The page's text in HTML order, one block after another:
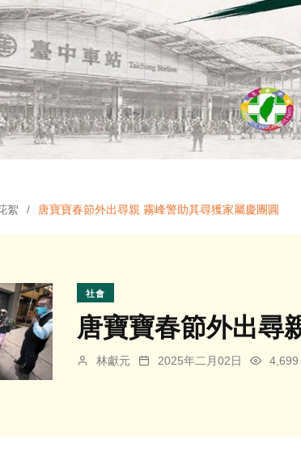
絮 唐寶寶春節外出尋親 霧峰警助其尋獲家屬慶團圓
社會
唐寶寶春節外出尋
林獻元 2025年二月02日 4,699